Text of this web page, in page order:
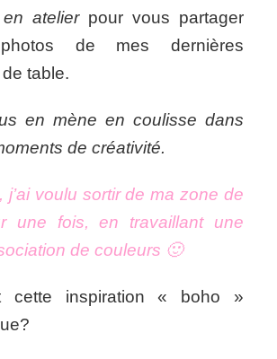
en atelierpour vous partager
de mes dernières
table.
en mène en coulisse dans
de créativité.
j’ai voulu sortir de ma zone de
une fois, en travaillant une
de couleurs 🙂
cette inspiration « boho »